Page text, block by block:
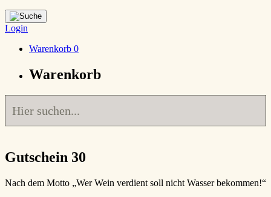
Login
Warenkorb 0
Warenkorb
Gutschein 30
Nach dem Motto „Wer Wein verdient soll nicht Wasser bekommen!“